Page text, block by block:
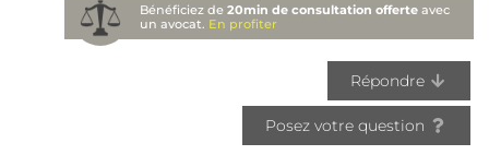
Bénéficiez de20min de consultation offerte avec
un avocat. En profiter
Répondre
Posez votre question